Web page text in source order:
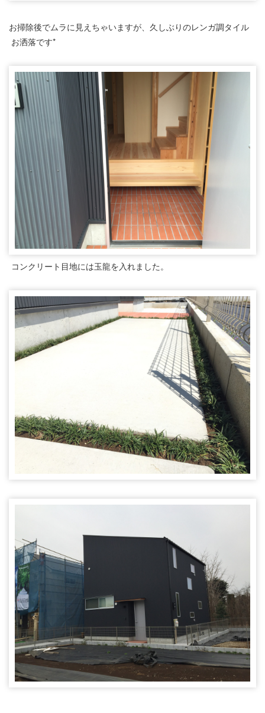
お掃除後でムラに見えちゃいますが、久しぶりのレンガ調タイル
お洒落です*
コンクリート目地には玉龍を入れました。